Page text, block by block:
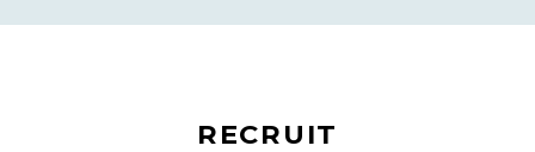
RECRUIT